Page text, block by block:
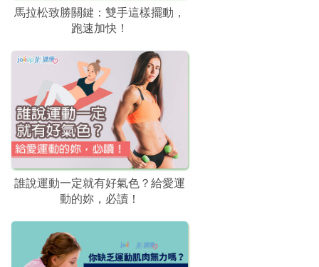
馬拉松致勝關鍵：雙手這樣擺動，
跑速加快！
誰說運動一定就有好氣色？給愛運
動的妳，必讀！